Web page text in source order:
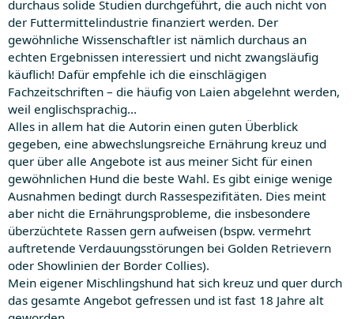
durchaus solide Studien durchgeführt, die auch nicht von
der Futtermittelindustrie finanziert werden. Der
gewöhnliche Wissenschaftler ist nämlich durchaus an
echten Ergebnissen interessiert und nicht zwangsläufig
käuflich! Dafür empfehle ich die einschlägigen
Fachzeitschriften – die häufig von Laien abgelehnt werden,
weil englischsprachig…
Alles in allem hat die Autorin einen guten Überblick
gegeben, eine abwechslungsreiche Ernährung kreuz und
quer über alle Angebote ist aus meiner Sicht für einen
gewöhnlichen Hund die beste Wahl. Es gibt einige wenige
Ausnahmen bedingt durch Rassespezifitäten. Dies meint
aber nicht die Ernährungsprobleme, die insbesondere
überzüchtete Rassen gern aufweisen (bspw. vermehrt
auftretende Verdauungsstörungen bei Golden Retrievern
oder Showlinien der Border Collies).
Mein eigener Mischlingshund hat sich kreuz und quer durch
das gesamte Angebot gefressen und ist fast 18 Jahre alt